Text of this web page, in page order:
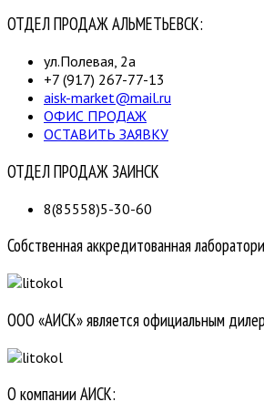
ОТДЕЛ ПРОДАЖ АЛЬМЕТЬЕВСК:
ул.Полевая, 2а
+7 (917) 267-77-13
aisk-market@mail.ru
ОФИС ПРОДАЖ
ОСТАВИТЬ ЗАЯВКУ
ОТДЕЛ ПРОДАЖ ЗАИНСК
8(85558)5-30-60
Собственная аккредитованная
ООО «АИСК» является официальным
О компании АИСК: